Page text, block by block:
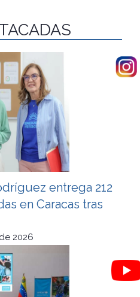
entrega 212
en Caracas tras
2026